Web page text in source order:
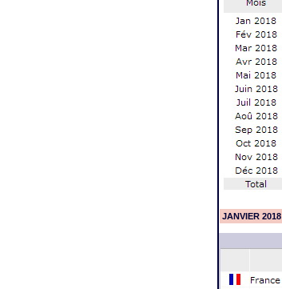
JANVIER 2018